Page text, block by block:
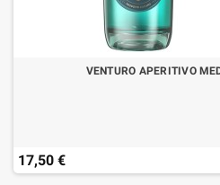
VENTURO APERITIVO
17,50 €